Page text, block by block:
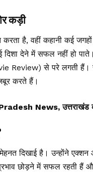
कड़ी
है, वहीं कहानी कई
देने में सफल नहीं हो
Review) से परे लगती
करते हैं।
News, उत्तराखंड
दिखाई है। उन्होंने
छोड़ने में सफल रहती हैं